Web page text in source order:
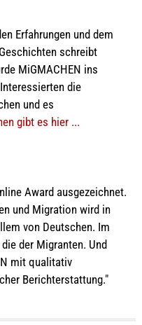
Erfahrungen und dem
schreibt
MiGMACHEN ins
die
und es
gibt es hier ...
Award ausgezeichnet.
und Migration wird in
von Deutschen. Im
der Migranten. Und
mit qualitativ
Berichterstattung."